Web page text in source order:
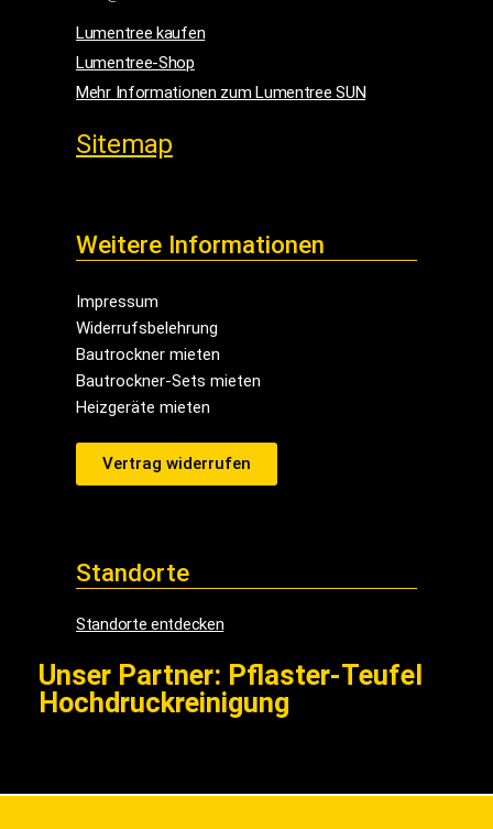
Lumentree kaufen
Lumentree-Shop
Mehr Informationen zum Lumentree SUN
Sitemap
Weitere Informationen
Impressum
Widerrufsbelehrung
Bautrockner mieten
Bautrockner-Sets mieten
Heizgeräte mieten
Vertrag widerrufen
Standorte
Standorte entdecken
Unser Partner: Pflaster-Teufel
Hochdruckreinigung